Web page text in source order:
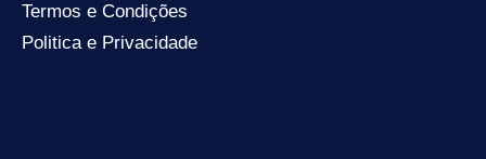
Termos e Condições
Politica e Privacidade